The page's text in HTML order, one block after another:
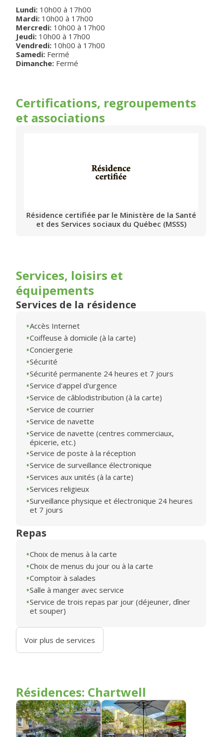
Lundi: 10h00 à 17h00
Mardi: 10h00 à 17h00
Mercredi: 10h00 à 17h00
Jeudi: 10h00 à 17h00
Vendredi: 10h00 à 17h00
Samedi: Fermé
Dimanche: Fermé
Certifications, regroupements
et associations
Résidence certifiée par le Ministère de la Santé
et des Services sociaux du Québec (MSSS)
Services, loisirs et
équipements
Services de la résidence
Accès Internet
Coiffeuse à domicile (à la carte)
Conciergerie
Sécurité
Sécurité permanente 24 heures et 7 jours
Service d'appel d'urgence
Service de câblodistribution (à la carte)
Service de courrier
Service de navette
Service de navette (centres commerciaux,
épicerie, etc.)
Service de poste à la réception
Service de surveillance électronique
Services aux unités (à la carte)
Services religieux
Surveillance physique et électronique 24 heures
et 7 jours
Repas
Choix de menus à la carte
Choix de menus du jour ou à la carte
Comptoir à salades
Salle à manger avec service
Service de trois repas par jour (déjeuner, dîner
et souper)
Voir plus de services
Résidences: Chartwell